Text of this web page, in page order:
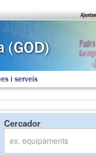
i serveis
Cercador